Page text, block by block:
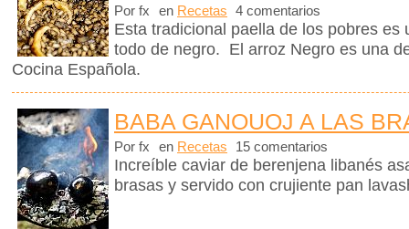
Por fx en Recetas 4 comentarios
Esta tradicional paella de los pobres es
todo de negro. El arroz Negro es una
Cocina Española.
BABA GANOUOJ A LAS
Por fx en Recetas 15 comentarios
Increíble caviar de berenjena libanés
brasas y servido con crujiente pan